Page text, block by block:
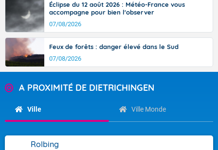
Éclipse du 12 août 2026 : Météo-France vous
accompagne pour bien l'observer
07/08/2026
Feux de forêts : danger élevé dans le Sud
07/08/2026
A PROXIMITÉ DE DIETRICHINGEN
Ville Ville Monde
Rolbing